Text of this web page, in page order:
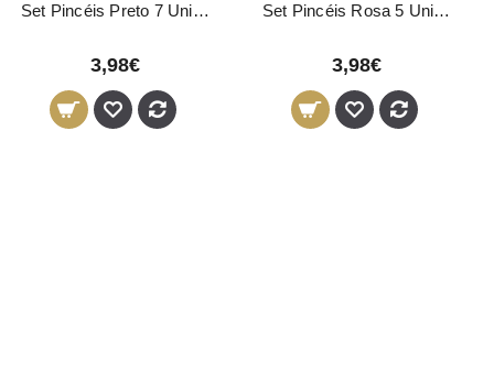
Set Pincéis Preto 7 Unidades
3,98€
Set Pincéis Rosa 5 Unidades
3,98€